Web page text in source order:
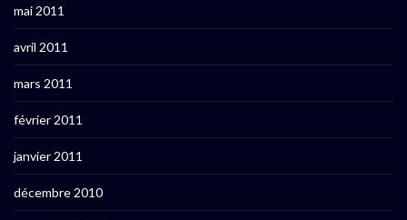
mai 2011
avril 2011
mars 2011
février 2011
janvier 2011
décembre 2010